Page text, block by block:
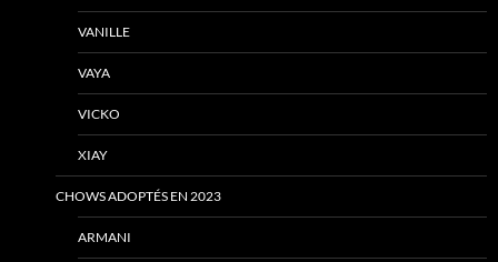
VANILLE
VAYA
VICKO
XIAY
CHOWS ADOPTÉS EN 2023
ARMANI